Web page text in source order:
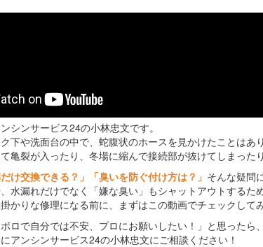
シンサービス24の小林忠文です。
下や洗面台の中で、蛇腹状のホースを見かけたことは
亀裂が入ったり、冬場に縮んで接続部が抜けてしまった
け交換できる？」「臭いを防ぐ付け方は？」 そんな疑問
水漏れだけでなく「嫌な臭い」もシャットアウトする
かりな修理になる前に、まずはこの動画でチェックして
ロで自分では不安、プロにお願いしたい！」と思ったら、
アンシンサービス24の小林忠文にご相談ください！